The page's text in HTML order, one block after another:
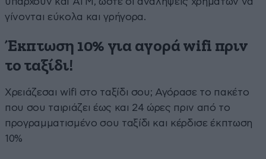
γίνονται εύκολα και γρήγορα.
Έκπτωση 10% για αγορά wifi πριν
το ταξίδι!
Χρειάζεσαι wifi στο ταξίδι σου; Αγόρασε το πακέτο
που σου ταιριάζει έως και 24 ώρες πριν από το
προγραμματισμένο σου ταξίδι και κέρδισε έκπτωση
10%